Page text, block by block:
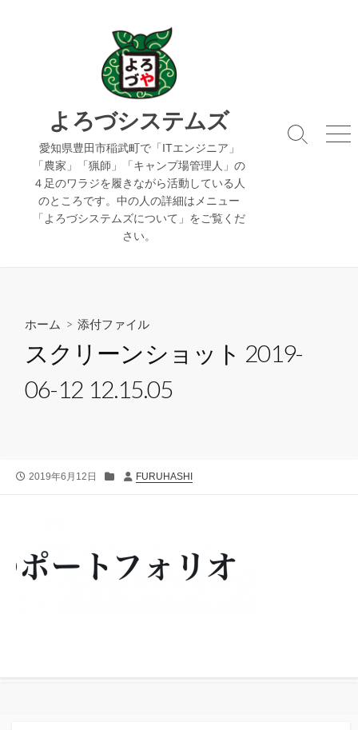
よろづシステムズ
愛知県豊田市稲武町で「ITエンジニア」
「農家」「猟師」「キャンプ場管理人」の
４足のワラジを履きながら活動している人
のところです。中の人の詳細はメニュー
「よろづシステムズについて」をご覧くだ
さい。
検
メ
ホーム > 添付ファイル
スクリーンショット 2019-
06-12 12.15.05
公
2019年6月12日
投
FURUHASHI